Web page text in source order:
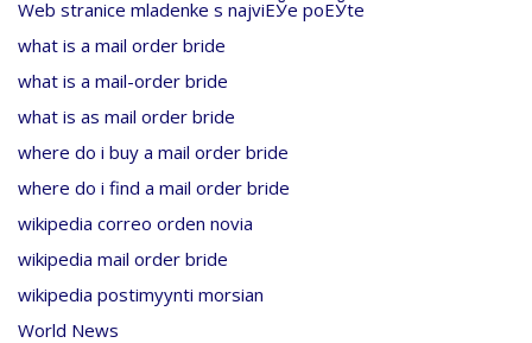
Web stranice mladenke s najviЕЎe poЕЎte
what is a mail order bride
what is a mail-order bride
what is as mail order bride
where do i buy a mail order bride
where do i find a mail order bride
wikipedia correo orden novia
wikipedia mail order bride
wikipedia postimyynti morsian
World News